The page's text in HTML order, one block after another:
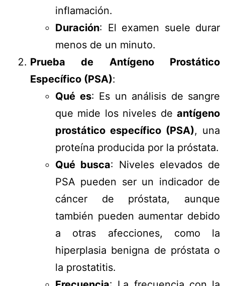
inflamación.
Duración: El examen suele durar
menos de un minuto.
Prueba de Antígeno Prostático
Específico (PSA):
Qué es: Es un análisis de sangre
que mide los niveles de antígeno
prostático específico (PSA), una
proteína producida por la próstata.
Qué busca: Niveles elevados de
PSA pueden ser un indicador de
cáncer de próstata, aunque
también pueden aumentar debido
a otras afecciones, como la
hiperplasia benigna de próstata o
la prostatitis.